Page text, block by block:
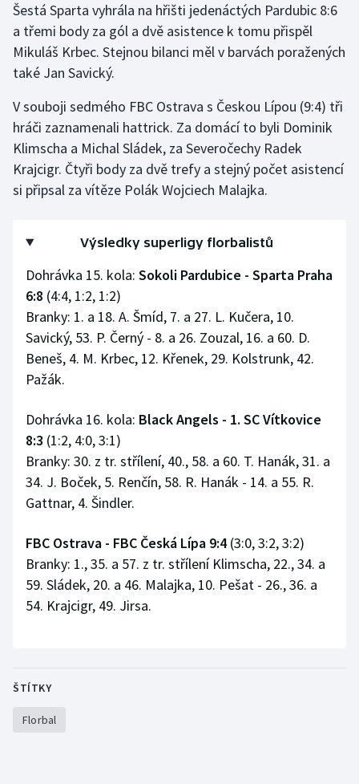
Plážový volejbal
Ragby
Rychlostní kanoistika
Short track
Stolní tenis
Veslování
Vodní slalom
Ostatní
Šestá Sparta vyhrála na hřišti jedenáctých Pardubic 8:6
a třemi body za gól a dvě asistence k tomu přispěl
Mikuláš Krbec. Stejnou bilanci měl v barvách poražených
také Jan Savický.
V souboji sedmého FBC Ostrava s Českou Lípou (9:4) tři
hráči zaznamenali hattrick. Za domácí to byli Dominik
Klimscha a Michal Sládek, za Severočechy Radek
Krajcigr. Čtyři body za dvě trefy a stejný počet asistencí
si připsal za vítěze Polák Wojciech Malajka.
Výsledky superligy florbalistů
Dohrávka 15. kola: Sokoli Pardubice - Sparta Praha
6:8 (4:4, 1:2, 1:2)
Branky: 1. a 18. A. Šmíd, 7. a 27. L. Kučera, 10.
Savický, 53. P. Černý - 8. a 26. Zouzal, 16. a 60. D.
Beneš, 4. M. Krbec, 12. Křenek, 29. Kolstrunk, 42.
Pažák.
Dohrávka 16. kola: Black Angels - 1. SC Vítkovice
8:3 (1:2, 4:0, 3:1)
Branky: 30. z tr. střílení, 40., 58. a 60. T. Hanák, 31. a
34. J. Boček, 5. Renčín, 58. R. Hanák - 14. a 55. R.
Gattnar, 4. Šindler.
FBC Ostrava - FBC Česká Lípa 9:4 (3:0, 3:2, 3:2)
Branky: 1., 35. a 57. z tr. střílení Klimscha, 22., 34. a
59. Sládek, 20. a 46. Malajka, 10. Pešat - 26., 36. a
54. Krajcigr, 49. Jirsa.
ŠTÍTKY
Florbal